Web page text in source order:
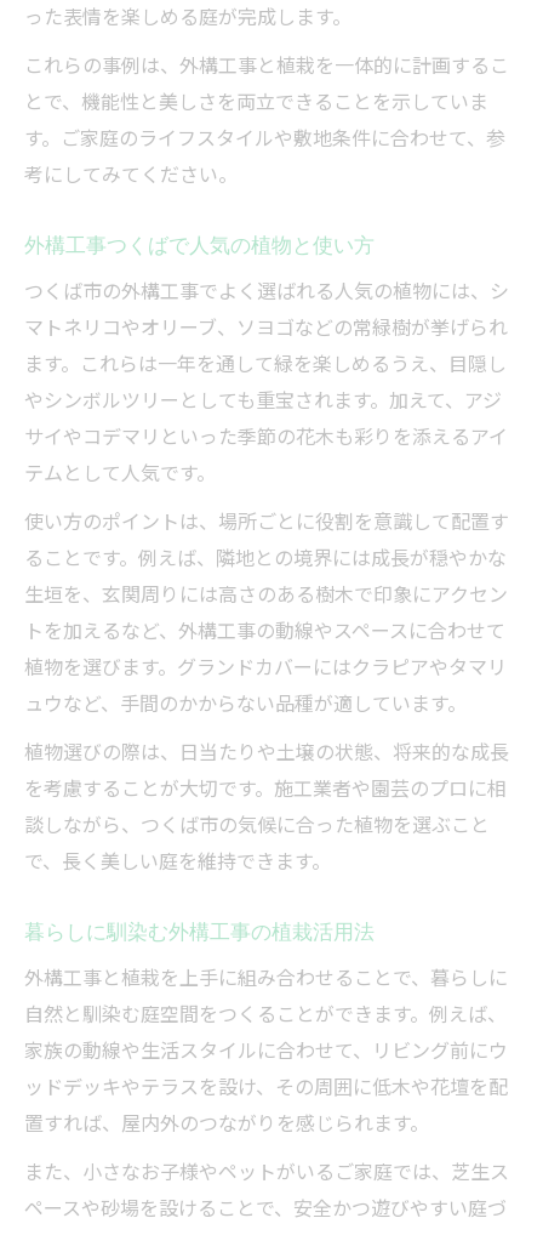
った表情を楽しめる庭が完成します。
これらの事例は、外構工事と植栽を一体的に計画するこ
とで、機能性と美しさを両立できることを示していま
す。ご家庭のライフスタイルや敷地条件に合わせて、参
考にしてみてください。
外構工事つくばで人気の植物と使い方
つくば市の外構工事でよく選ばれる人気の植物には、シ
マトネリコやオリーブ、ソヨゴなどの常緑樹が挙げられ
ます。これらは一年を通して緑を楽しめるうえ、目隠し
やシンボルツリーとしても重宝されます。加えて、アジ
サイやコデマリといった季節の花木も彩りを添えるアイ
テムとして人気です。
使い方のポイントは、場所ごとに役割を意識して配置す
ることです。例えば、隣地との境界には成長が穏やかな
生垣を、玄関周りには高さのある樹木で印象にアクセン
トを加えるなど、外構工事の動線やスペースに合わせて
植物を選びます。グランドカバーにはクラピアやタマリ
ュウなど、手間のかからない品種が適しています。
植物選びの際は、日当たりや土壌の状態、将来的な成長
を考慮することが大切です。施工業者や園芸のプロに相
談しながら、つくば市の気候に合った植物を選ぶこと
で、長く美しい庭を維持できます。
暮らしに馴染む外構工事の植栽活用法
外構工事と植栽を上手に組み合わせることで、暮らしに
自然と馴染む庭空間をつくることができます。例えば、
家族の動線や生活スタイルに合わせて、リビング前にウ
ッドデッキやテラスを設け、その周囲に低木や花壇を配
置すれば、屋内外のつながりを感じられます。
また、小さなお子様やペットがいるご家庭では、芝生ス
ペースや砂場を設けることで、安全かつ遊びやすい庭づ